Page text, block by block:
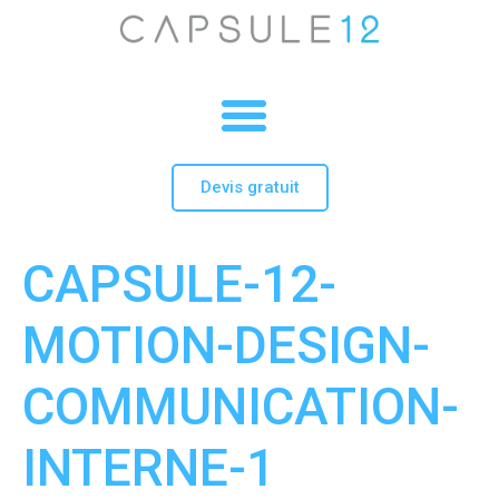
Devis gratuit
CAPSULE-12-
MOTION-DESIGN-
COMMUNICATION-
INTERNE-1